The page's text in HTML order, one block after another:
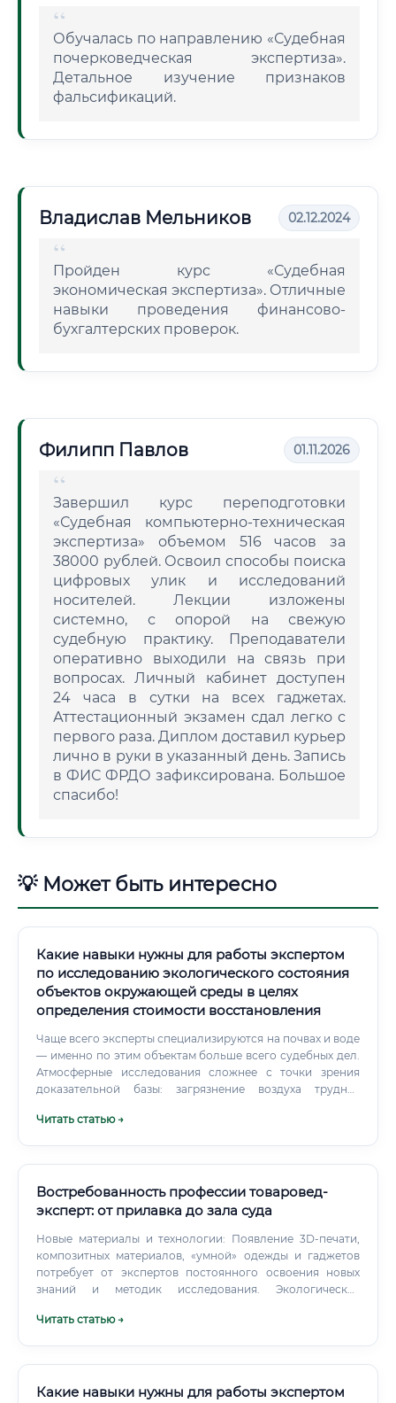
Обучалась по направлению «Судебная
почерковедческая экспертиза».
Детальное изучение признаков
фальсификаций.
Владислав Мельников 02.12.2024
Пройден курс «Судебная
экономическая экспертиза». Отличные
навыки проведения финансово-
бухгалтерских проверок.
Филипп Павлов 01.11.2026
Завершил курс переподготовки
«Судебная компьютерно-техническая
экспертиза» объемом 516 часов за
38000 рублей. Освоил способы поиска
цифровых улик и исследований
носителей. Лекции изложены
системно, с опорой на свежую
судебную практику. Преподаватели
оперативно выходили на связь при
вопросах. Личный кабинет доступен
24 часа в сутки на всех гаджетах.
Аттестационный экзамен сдал легко с
первого раза. Диплом доставил курьер
лично в руки в указанный день. Запись
в ФИС ФРДО зафиксирована. Большое
спасибо!
💡 Может быть интересно
Какие навыки нужны для работы экспертом
по исследованию экологического состояния
объектов окружающей среды в целях
определения стоимости восстановления
Чаще всего эксперты специализируются на почвах и воде
— именно по этим объектам больше всего судебных дел.
Атмосферные исследования сложнее с точки зрения
доказательной базы: загрязнение воздуха труднее
— экспертиза при банкротстве промышленных
Читать статью →
Востребованность профессии товаровед-
эксперт: от прилавка до зала суда
Новые материалы и технологии: Появление 3D-печати,
композитных материалов, «умной» одежды и гаджетов
потребует от экспертов постоянного освоения новых
знаний и методик исследования. Экологическая
экологичность возрастет спрос на экспертов, способных
искусственного интеллекта для первичного анализа
Читать статью →
Какие навыки нужны для работы экспертом